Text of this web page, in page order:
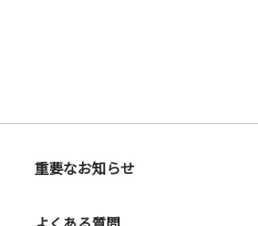
重要なお知らせ